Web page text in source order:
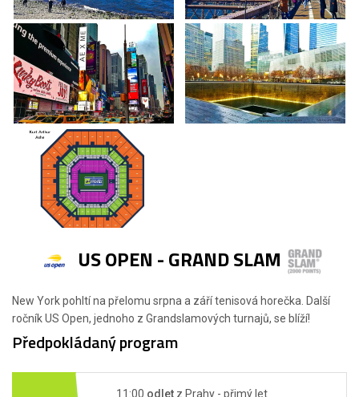
US OPEN - GRAND SLAM
New York pohltí na přelomu srpna a září tenisová horečka. Další
ročník US Open, jednoho z Grandslamových turnajů, se blíží!
Předpokládaný program
11:00 odlet z Prahy - přimý let